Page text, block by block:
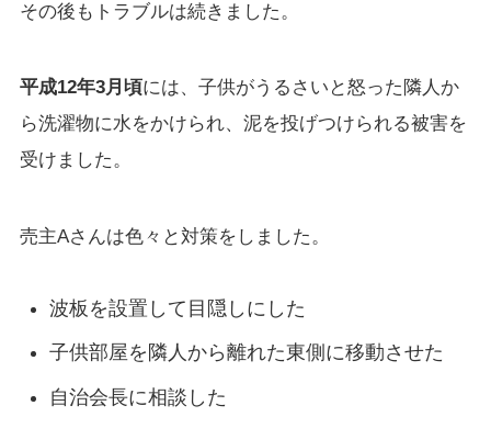
その後もトラブルは続きました。
平成12年3月頃には、子供がうるさいと怒った隣人か
ら洗濯物に水をかけられ、泥を投げつけられる被害を
受けました。
売主Aさんは色々と対策をしました。
波板を設置して目隠しにした
子供部屋を隣人から離れた東側に移動させた
自治会長に相談した